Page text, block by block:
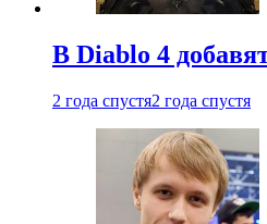
В Diablo 4
2 года спустя2 года спустя